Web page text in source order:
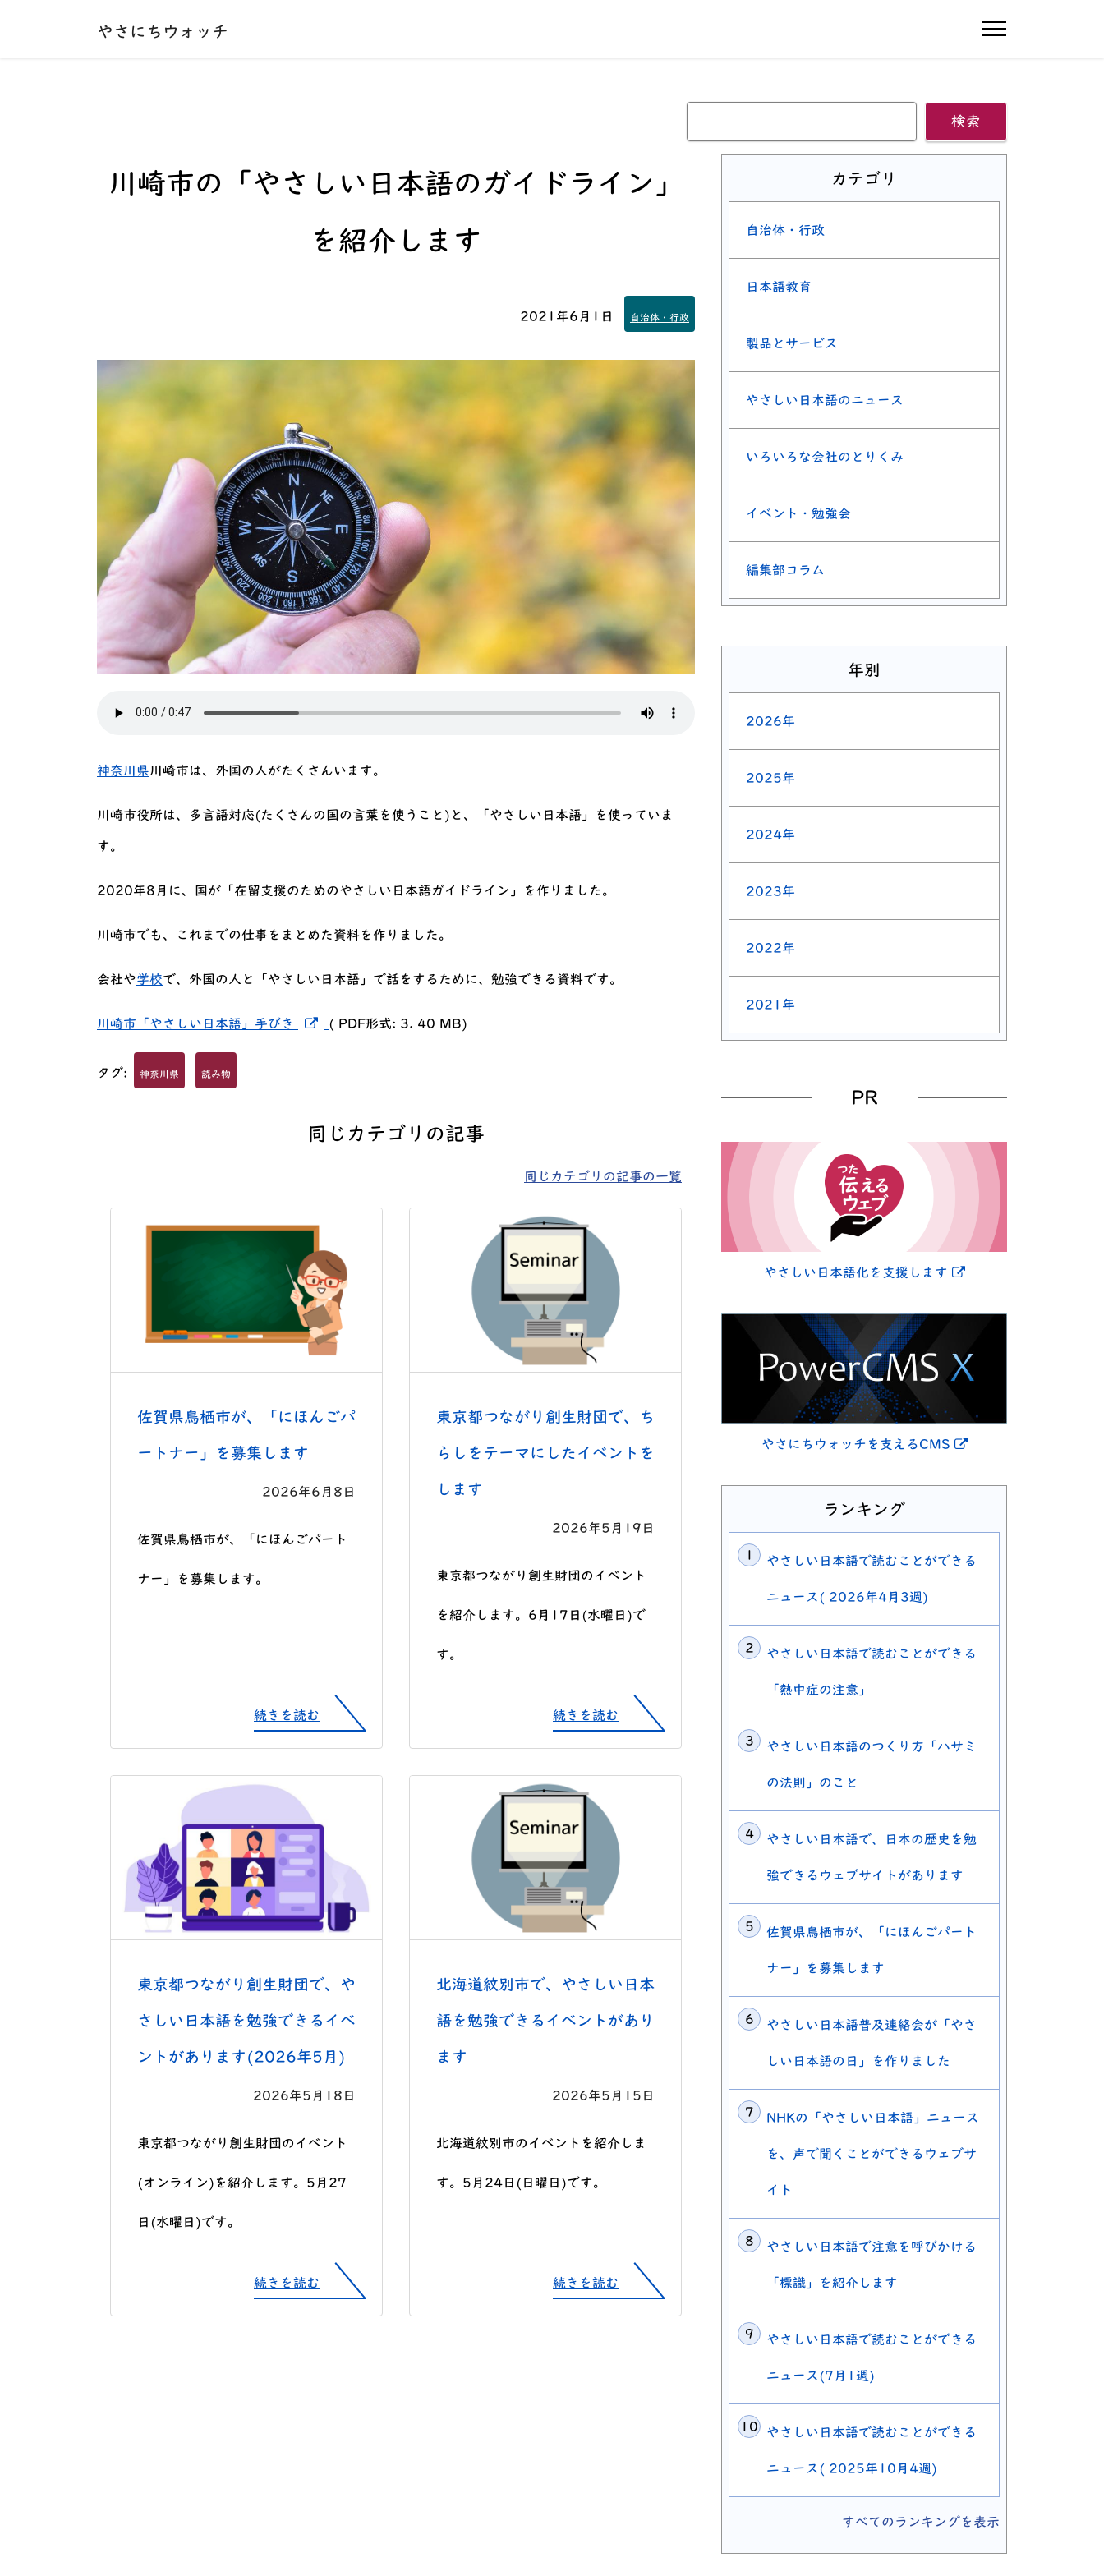
やさにちウォッチ ナビゲーショ
検索
川崎市の「やさしい日本語のガイドライン」
を紹介します
2021年6月1日 自治体・行政
神奈川県川崎市は、外国の人がたくさんいます。
川崎市役所は、多言語対応(たくさんの国の言葉を使うこと)と、「やさしい日本語」を使っていま
す。
2020年8月に、国が「在留支援のためのやさしい日本語ガイドライン」を作りました。
川崎市でも、これまでの仕事をまとめた資料を作りました。
会社や学校で、外国の人と「やさしい日本語」で話をするために、勉強できる資料です。
川崎市「やさしい日本語」手びき 新しいウィンドウでリンクを開く
( PDF形式: 3. 40 MB)
タグ: 神奈川県 読み物
同じカテゴリの記事
同じカテゴリの記事の一覧
佐賀県鳥栖市が、「にほんごパ
ートナー」を募集します
2026年6月8日
佐賀県鳥栖市が、「にほんごパート
ナー」を募集します。
続きを読む
東京都つながり創生財団で、ち
らしをテーマにしたイベントを
します
2026年5月19日
東京都つながり創生財団のイベント
を紹介します。6月17日(水曜日)で
す。
続きを読む
東京都つながり創生財団で、や
さしい日本語を勉強できるイベ
ントがあります(2026年5月)
2026年5月18日
東京都つながり創生財団のイベント
(オンライン)を紹介します。5月27
日(水曜日)です。
続きを読む
北海道紋別市で、やさしい日本
語を勉強できるイベントがあり
ます
2026年5月15日
北海道紋別市のイベントを紹介しま
す。5月24日(日曜日)です。
続きを読む
カテゴリ
自治体・行政
日本語教育
製品とサービス
やさしい日本語のニュース
いろいろな会社のとりくみ
イベント・勉強会
編集部コラム
年別
2026年
2025年
2024年
2023年
2022年
2021年
PR
やさしい日本語化を支援します 別ウィンドウで開きま
やさにちウォッチを支えるCMS 別ウィンドウで開きま
ランキング
やさしい日本語で読むことができる
ニュース( 2026年4月3週)
やさしい日本語で読むことができる
「熱中症の注意」
やさしい日本語のつくり方「ハサミ
の法則」のこと
やさしい日本語で、日本の歴史を勉
強できるウェブサイトがあります
佐賀県鳥栖市が、「にほんごパート
ナー」を募集します
やさしい日本語普及連絡会が「やさ
しい日本語の日」を作りました
NHKの「やさしい日本語」ニュース
を、声で聞くことができるウェブサ
イト
やさしい日本語で注意を呼びかける
「標識」を紹介します
やさしい日本語で読むことができる
ニュース(7月1週)
やさしい日本語で読むことができる
ニュース( 2025年10月4週)
すべてのランキングを表示